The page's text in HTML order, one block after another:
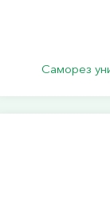
Саморез